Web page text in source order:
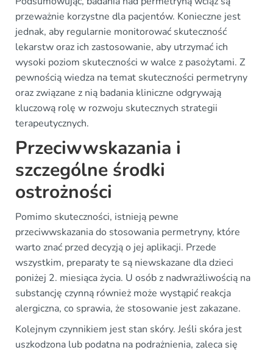
przeważnie korzystne dla pacjentów. Konieczne jest
jednak, aby regularnie monitorować skuteczność
lekarstw oraz ich zastosowanie, aby utrzymać ich
wysoki poziom skuteczności w walce z pasożytami. Z
pewnością wiedza na temat skuteczności permetryny
oraz związane z nią badania kliniczne odgrywają
kluczową rolę w rozwoju skutecznych strategii
terapeutycznych.
Przeciwwskazania i
szczególne środki
ostrożności
Pomimo skuteczności, istnieją pewne
przeciwwskazania do stosowania permetryny, które
warto znać przed decyzją o jej aplikacji. Przede
wszystkim, preparaty te są niewskazane dla dzieci
poniżej 2. miesiąca życia. U osób z nadwrażliwością na
substancję czynną również może wystąpić reakcja
alergiczna, co sprawia, że stosowanie jest zakazane.
Kolejnym czynnikiem jest stan skóry. Jeśli skóra jest
uszkodzona lub podatna na podrażnienia, zaleca się